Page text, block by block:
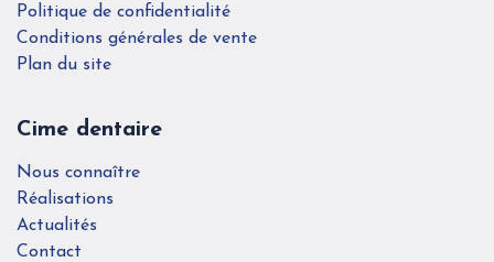
Politique de confidentialité
Conditions générales de vente
Plan du site
Cime dentaire
Nous connaître
Réalisations
Actualités
Contact